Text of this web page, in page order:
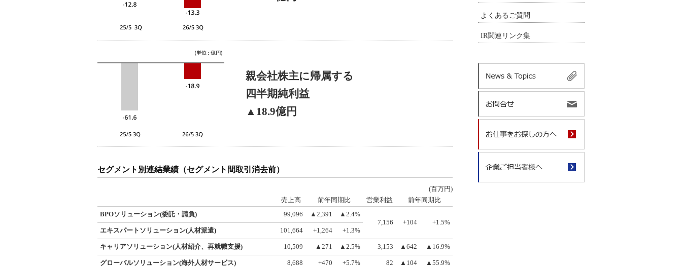
親会社株主に帰属する
四半期純利益
▲18.9億円
セグメント別連結業績（セグメント間取引消去前）
(百万円)
売上高
前年同期比 営業利益
前年同期比
BPOソリューション(委託・請負)
99,096 ▲2,391
▲2.4%
7,156
+104
+1.5%
エキスパートソリューション(人材派遣)
101,664 +1,264 +1.3%
キャリアソリューション(人材紹介、再就職支援) 10,509 ▲271 ▲2.5% 3,153 ▲642 ▲16.9%
グローバルソリューション(海外人材サービス) 8,688 +470 +5.7% 82 ▲104 ▲55.9%
よくあるご質問
IR関連リンク集